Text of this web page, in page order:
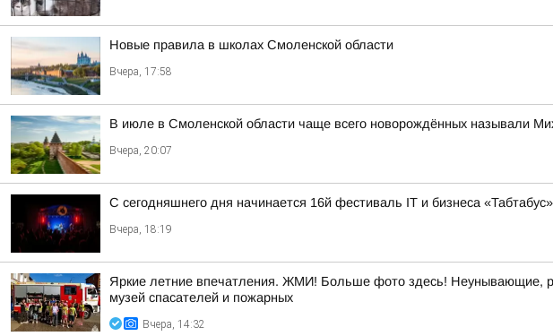
Новые правила в школах Смоленской области
Вчера, 17:58
В июле в Смоленской области чаще всего новорождённых называли
Вчера, 20:07
С сегодняшнего дня начинается 16й фестиваль IT и бизнеса «Табтабус»
Вчера, 18:19
Яркие летние впечатления. ЖМИ! Больше фото здесь! Неунывающие,
музей спасателей и пожарных
Вчера, 14:32